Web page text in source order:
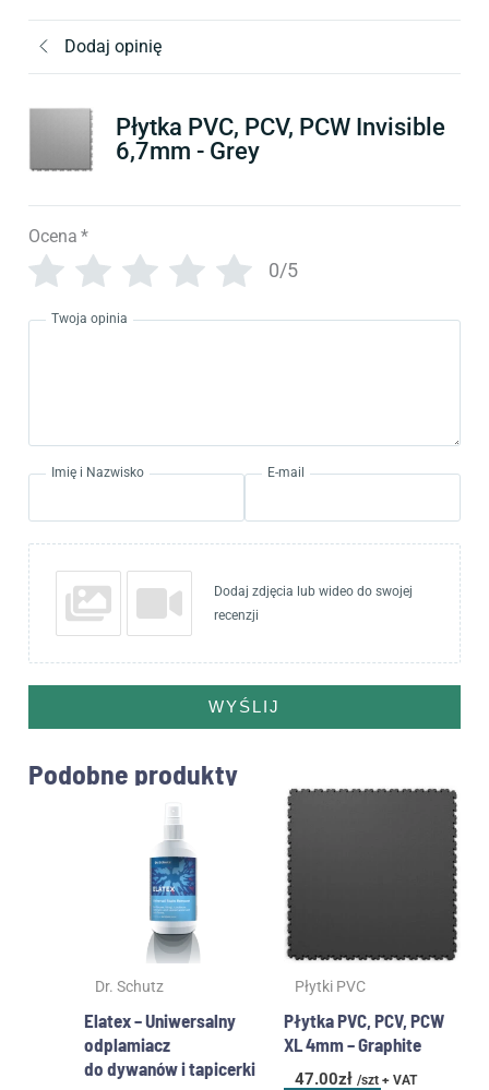
Dodaj opinię
Płytka PVC, PCV, PCW Invisible
6,7mm - Grey
Ocena *
0/5
Twoja opinia
Imię i Nazwisko E-mail
Dodaj zdjęcia lub wideo do swojej
recenzji
WYŚLIJ
Podobne produkty
Dr. Schutz
Elatex – Uniwersalny
odplamiacz
do dywanów i tapicerki
Płytki PVC
Płytka PVC, PCV, PCW
XL 4mm – Graphite
47.00zł /szt + VAT